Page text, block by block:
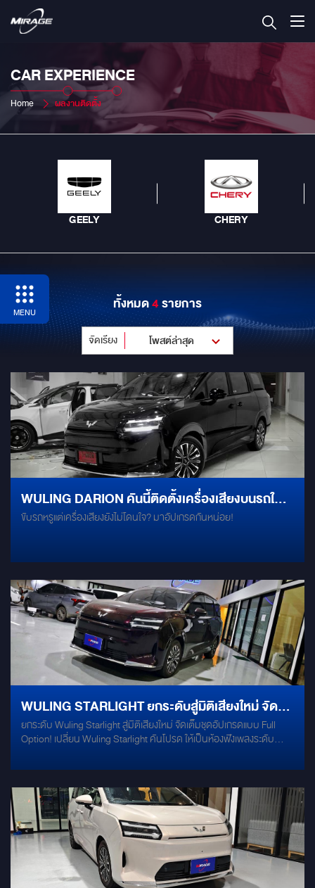
CAR EXPERIENCE
Home ผลงานติดตั้ง
GEELY CHERY
MENU ทั้งหมด4รายการ
จัดเรียง โพสต์ล่าสุด
WULING DARION คันนี้ติดตั้งเครื่องเสียงบนรถใน
งบจับต้องได้ 29,900 บาท กับชุดอัปเกรดเสียงระดับ
ขับรถหรูแต่เครื่องเสียงยังไม่โดนใจ? มาอัปเกรดกันหน่อย!
WULING STARLIGHT ยกระดับสู่มิติเสียงใหม่ จัด
เต็มชุดอัปเกรดแบบ FULL OPTION
ยกระดับ Wuling Starlight สู่มิติเสียงใหม่ จัดเต็มชุดอัปเกรดแบบ Full
Option! เปลี่ยน Wuling Starlight คันโปรด ให้เป็นห้องฟังเพลงระดับ
สมบูรณ์แบบโดยเฉพาะ! รายละเอียดชุดอัปเกรด: Mercury R62 & C60:
Mercury DSP 8.4HD: หัวใจสำคัญที่ปรับจูนเสียงให้มิติแม่นยำ สมดุล และ
สมจริงที่สุด Damp Groundzero: จัดเต็มแผ่นแดมป์ทั้ง 4 ประตูและซุ้มล้อ
เพื่อลบเสียงรบกวนภายนอก ให้คุณดื่มด่ำกับเสียงเพลงได้เต็มอารมณ์!
ติดตั้งโดยทีมช่างมืออาชีพ งานเนียนกริบ ไม่กระทบระบบไฟเดิมของรถ ให้
ทุกการเดินทางของ Wuling Starlight เต็มไปด้วยความสุนทรีย์ที่คุณ
สัมผัสได้จริง พร้อมอัปเกรดความสุขให้รถคุณแล้ววันนี้ ทักแชทสอบถาม
คิวติดตั้งได้เลย